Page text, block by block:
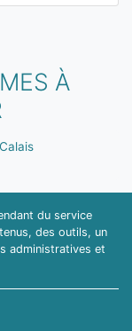
À
du service
des outils, un
administratives et